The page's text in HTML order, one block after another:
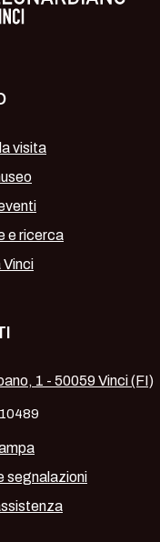
visita
e ricerca
Vinci
1 - 50059 Vinci (FI)
segnalazioni